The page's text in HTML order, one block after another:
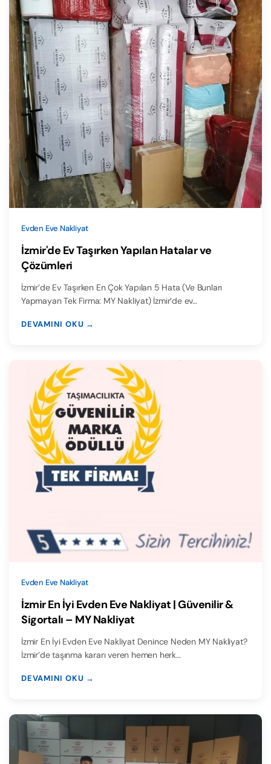
Evden Eve Nakliyat
İzmir'de Ev Taşırken Yapılan Hatalar ve
Çözümleri
İzmir’de Ev Taşırken En Çok Yapılan 5 Hata (Ve Bunları
Yapmayan Tek Firma: MY Nakliyat) İzmir’de ev…
DEVAMINI OKU →
Evden Eve Nakliyat
İzmir En İyi Evden Eve Nakliyat | Güvenilir &
Sigortalı – MY Nakliyat
İzmir En İyi Evden Eve Nakliyat Denince Neden MY Nakliyat?
İzmir’de taşınma kararı veren hemen herk…
DEVAMINI OKU →